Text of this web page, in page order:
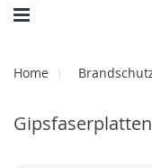
Menü
Home